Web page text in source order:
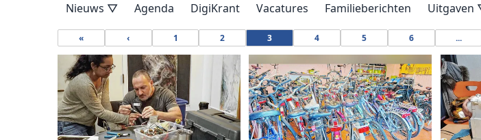
Nieuws ▽ Agenda DigiKrant Vacatures Familieberichten Uitgaven
« ‹ 1 2 3 4 5 6 ...